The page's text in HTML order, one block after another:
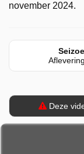
november 2024.
Deze